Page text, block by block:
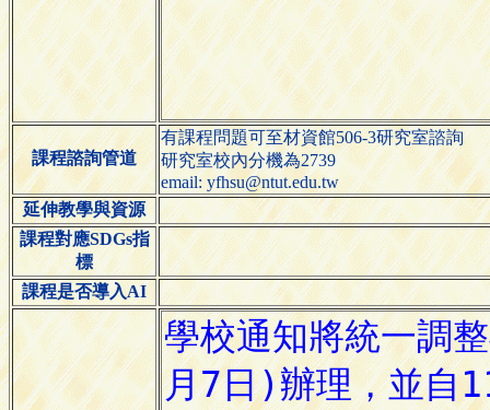
課程諮詢管道
有課程問題可至材資館506-3研究室諮詢
研究室校內分機為2739
email: yfhsu@ntut.edu.tw
延伸教學與資源
課程對應SDGs指
標
課程是否導入AI